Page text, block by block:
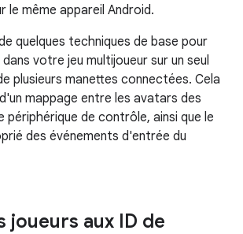
le même appareil Android.
quelques techniques de base pour
votre jeu multijoueur sur un seul
plusieurs manettes connectées. Cela
mappage entre les avatars des
périphérique de contrôle, ainsi que le
des événements d'entrée du
joueurs aux ID de